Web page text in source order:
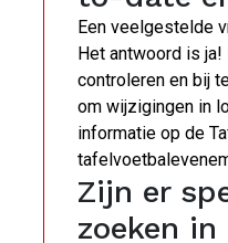
Een veelgestelde
Het antwoord is
controleren en bij
om wijzigingen in
informatie op de
Zijn er
zoeken